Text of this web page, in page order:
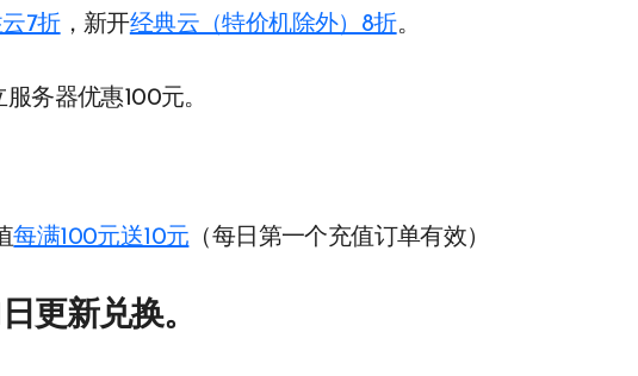
7折，新开经典云（特价机除外）8折。
服务器优惠100元。
每满100元送10元 （每日第一个充值订单有效）
更新兑换。